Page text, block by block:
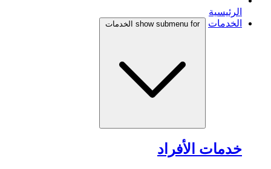
الرئيسية
الخدمات
show submenu for الخدمات
خدمات الأفراد